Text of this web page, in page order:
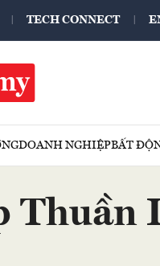
TECH CONNECT
DOANH NGHIỆPBẤT
Thuần